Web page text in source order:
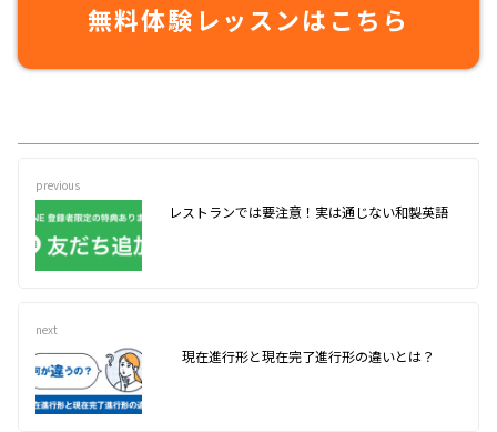
無料体験レッスンはこちら
previous
レストランでは要注意！実は通じない和製英語
next
現在進行形と現在完了進行形の違いとは？